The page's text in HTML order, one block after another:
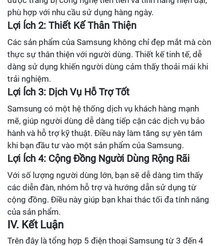
phù hợp với nhu cầu sử dụng hàng ngày.
Lợi Ích 2: Thiết Kế Thân Thiện
Các sản phẩm của Samsung không chỉ đẹp mắt mà còn
thực sự thân thiện với người dùng. Thiết kế tinh tế, dễ
dàng sử dụng khiến người dùng cảm thấy thoải mái khi
trải nghiệm.
Lợi Ích 3: Dịch Vụ Hỗ Trợ Tốt
Samsung có một hệ thống dịch vụ khách hàng mạnh
mẽ, giúp người dùng dễ dàng tiếp cận các dịch vụ bảo
hành và hỗ trợ kỹ thuật. Điều này làm tăng sự yên tâm
khi bạn đầu tư vào một sản phẩm của Samsung.
Lợi Ích 4: Cộng Đồng Người Dùng Rộng Rãi
Với số lượng người dùng lớn, bạn sẽ dễ dàng tìm thấy
các diễn đàn, nhóm hỗ trợ và hướng dẫn sử dụng từ
cộng đồng. Điều này giúp bạn khai thác tối đa tính năng
của sản phẩm.
IV. Kết Luận
Trên đây là tổng hợp 5 điện thoại Samsung từ 3 đến 4